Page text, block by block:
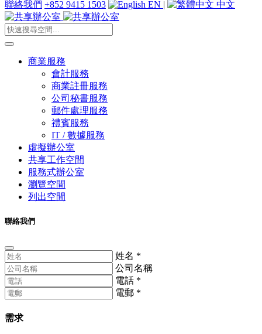
聯絡我們 +852 9415 1503 EN | 中文
商業服務
會計服務
商業註冊服務
公司秘書服務
郵件處理服務
禮賓服務
IT / 數據服務
虛擬辦公室
共享工作空間
服務式辦公室
瀏覽空間
列出空間
聯絡我們
姓名 *
公司名稱
電話 *
電郵 *
需求